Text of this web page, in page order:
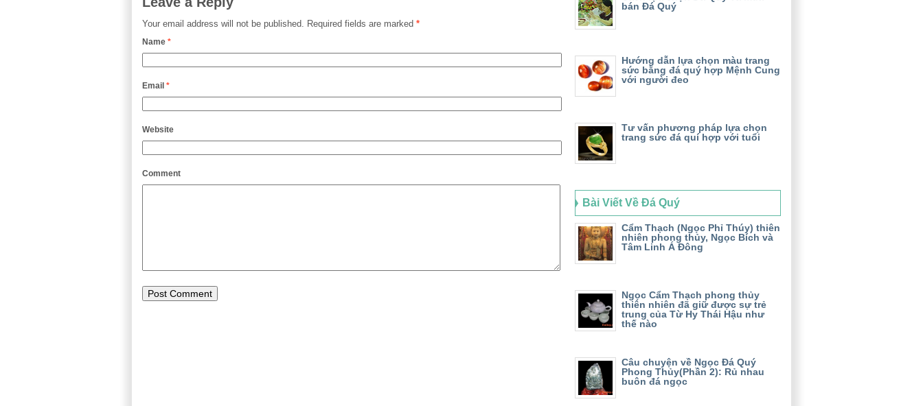
Your email address will not be published. Required fields are marked *
Name *
Email *
Website
Comment
bán Đá Quý
Hướng dẫn lựa chọn màu trang
sức bằng đá quý hợp Mệnh Cung
với người đeo
Tư vấn phương pháp lựa chọn
trang sức đá quí hợp với tuổi
Bài Viết Về Đá Quý
Cẩm Thạch (Ngọc Phỉ Thúy) thiên
nhiên phong thủy, Ngọc Bích và
Tâm Linh Á Đông
Ngọc Cẩm Thạch phong thủy
thiên nhiên đã giữ được sự trẻ
trung của Từ Hy Thái Hậu như
thế nào
Câu chuyện về Ngọc Đá Quý
Phong Thủy(Phần 2): Rủ nhau
buôn đá ngọc